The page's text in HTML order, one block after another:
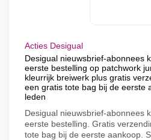
Acties Desigual
Desigual nieuwsbrief-abonnees
eerste bestelling op patchwork
kleurrijk breiwerk plus gratis
een gratis tote bag bij de eerste
leden
Desigual nieuwsbrief-abonnees
eerste bestelling. Gratis
tote bag bij de eerste aankoop.